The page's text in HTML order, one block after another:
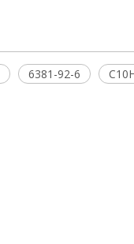
6381-92-6